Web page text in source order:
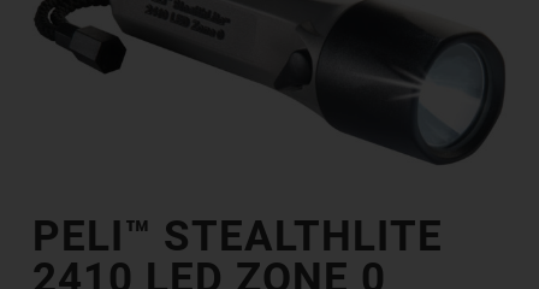
PELI™ STEALTHLITE
2410 LED ZONE 0